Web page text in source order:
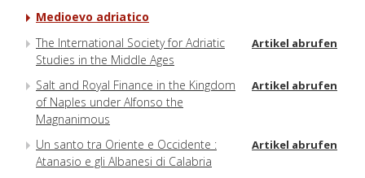
Medioevo adriatico
The International Society for Adriatic
Studies in the Middle Ages
Artikel abrufen
Salt and Royal Finance in the Kingdom
of Naples under Alfonso the
Magnanimous
Artikel abrufen
Un santo tra Oriente e Occidente :
Atanasio e gli Albanesi di Calabria
Artikel abrufen